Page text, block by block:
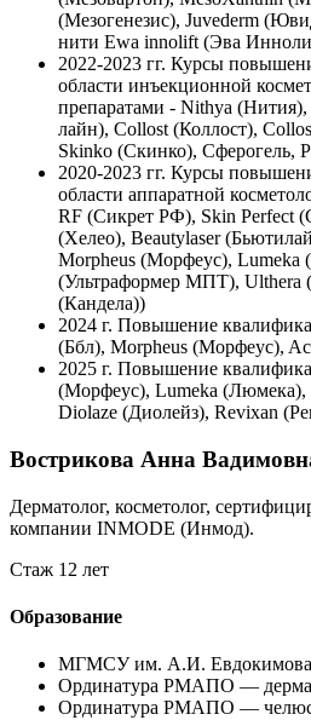
(Мезогенезис), Juvederm
нити Ewa innolift (Эва
2022-2023 гг. Курсы
области инъекционной
препаратами - Nithya
лайн), Collost (Коллост),
Skinko (Скинко), Сферогель,
2020-2023 гг. Курсы
области аппаратной
RF (Сикрет РФ), Skin Perfect
(Хелео), Beautylaser
Morpheus (Морфеус),
(Ультраформер МПТ), Ulthera
(Кандела))
2024 г. Повышение
(Ббл), Morpheus (Морфеус),
2025 г. Повышение
(Морфеус), Lumeka
Diolaze (Диолейз), Revixan
Вострикова Анна
Дерматолог, косметолог,
компании INMODE (Инмод).
Стаж 12 лет
Образование
МГМСУ им. А.И.
Ординатура РМАПО —
Ординатура РМАПО —